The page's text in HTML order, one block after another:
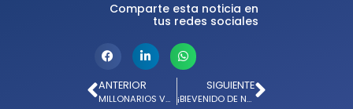
Comparte esta noticia en
tus redes sociales
ANTERIOR
MILLONARIOS VS. UNIÓN MAGDALENA: 2-1
SIGUIENTE
¡BIEVENIDO DE NUEVO A LA FAMILIA AZUL, HERNÁN TORRES!